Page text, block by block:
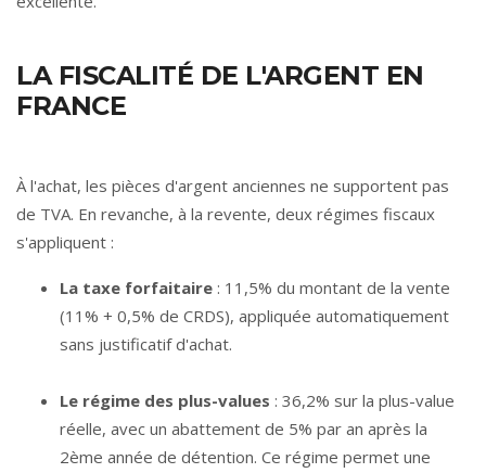
LA FISCALITÉ DE L'ARGENT EN
FRANCE
À l'achat, les pièces d'argent anciennes ne supportent pas
de TVA. En revanche, à la revente, deux régimes fiscaux
s'appliquent :
La taxe forfaitaire : 11,5% du montant de la vente
(11% + 0,5% de CRDS), appliquée automatiquement
sans justificatif d'achat.
Le régime des plus-values : 36,2% sur la plus-value
réelle, avec un abattement de 5% par an après la
2ème année de détention. Ce régime permet une